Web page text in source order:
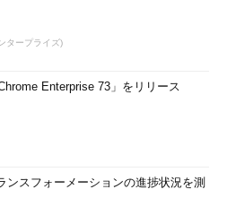
タープライズ)
Enterprise 73」をリリース
ンスフォーメーションの進捗状況を測